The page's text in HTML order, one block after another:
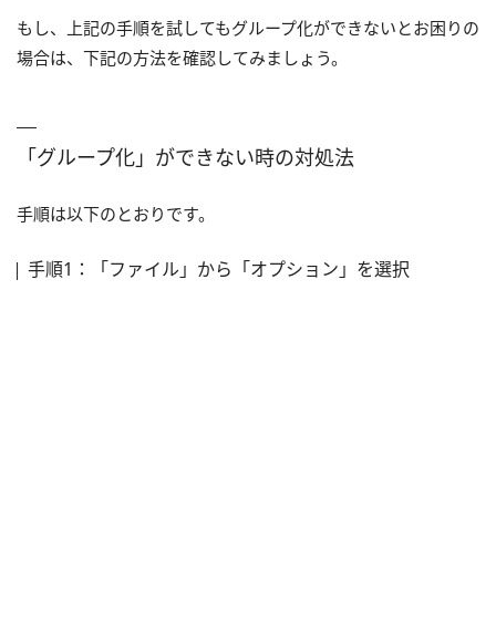
もし、上記の手順を試してもグループ化ができないとお困りの
場合は、下記の方法を確認してみましょう。
「グループ化」ができない時の対処法
手順は以下のとおりです。
手順1：「ファイル」から「オプション」を選択